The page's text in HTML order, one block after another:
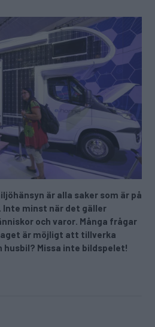
är alla saker som är på
Inte minst när det gäller
och varor. Många frågar
är möjligt att tillverka
husbil? Missa inte bildspelet!